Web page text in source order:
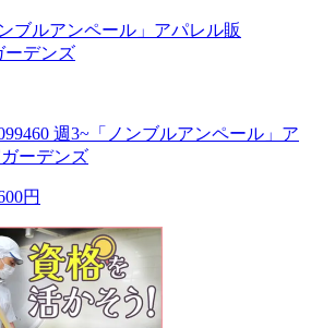
ブルアンペール」アパレル販
デンズ
週3~「ノンブルアンペール」ア
ーデンズ
円